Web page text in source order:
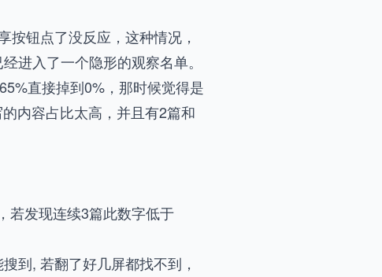
钮点了没反应，这种情况，
进入了一个隐形的观察名单。
直接掉到0%，那时候觉得是
内容占比太高，并且有2篇和
若发现连续3篇此数字低于
到, 若翻了好几屏都找不到，